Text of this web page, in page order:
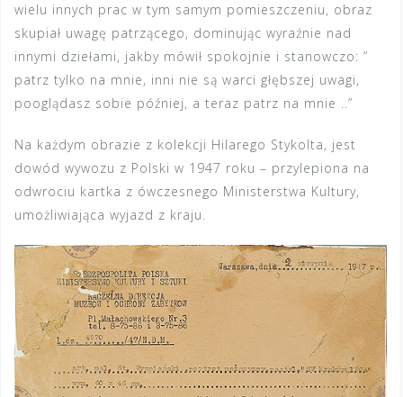
wielu innych prac w tym samym pomieszczeniu, obraz
skupiał uwagę patrzącego, dominując wyraźnie nad
innymi dziełami, jakby mówił spokojnie i stanowczo: ”
patrz tylko na mnie, inni nie są warci głębszej uwagi,
pooglądasz sobie później, a teraz patrz na mnie ..”
Na każdym obrazie z kolekcji Hilarego Stykolta, jest
dowód wywozu z Polski w 1947 roku – przylepiona na
odwrociu kartka z ówczesnego Ministerstwa Kultury,
umożliwiająca wyjazd z kraju.